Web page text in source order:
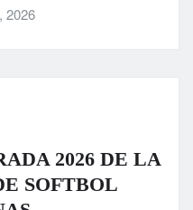
2026
2026 DE LA
SOFTBOL